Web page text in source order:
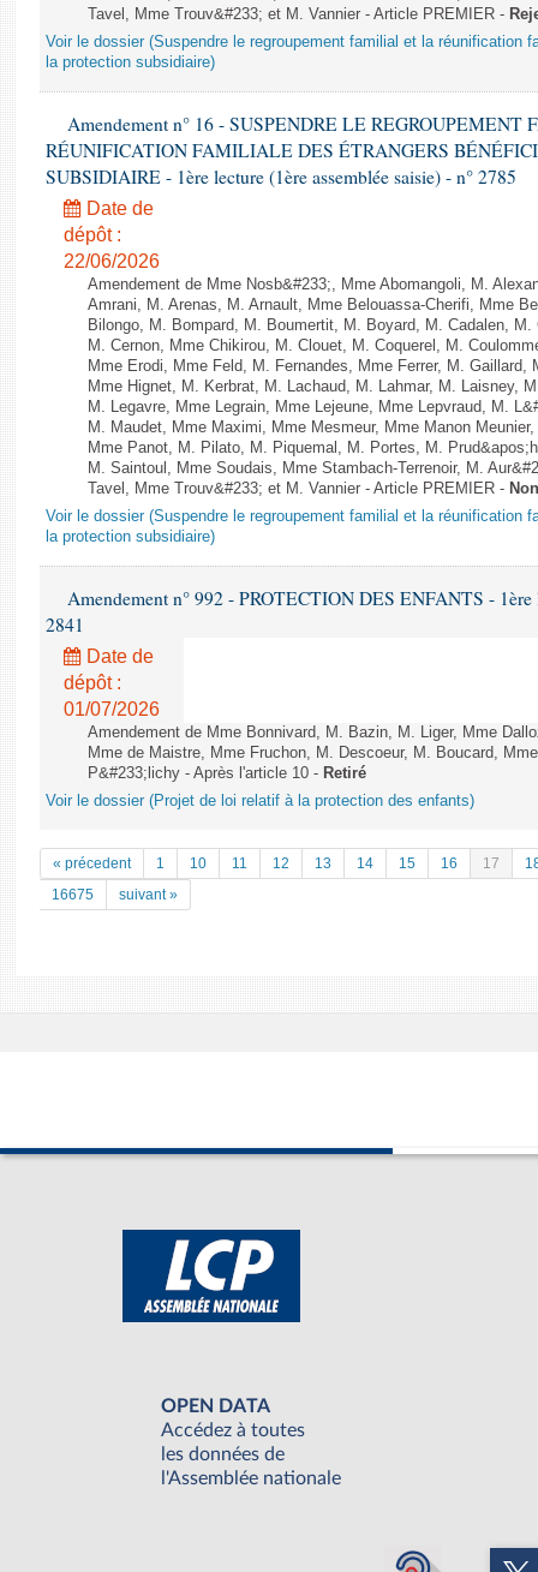
Tavel, Mme Trouv&#233; et M. Vannier - Article PREMIER -
Voir le dossier (Suspendre le regroupement familial et la réunification
la protection subsidiaire)
Amendement n° 16 - SUSPENDRE LE
RÉUNIFICATION FAMILIALE DES ÉTRANGERS
SUBSIDIAIRE - 1ère lecture (1ère assemblée saisie) - n° 2785
Date de
dépôt :
22/06/2026
Amendement de Mme Nosb&#233;, Mme Abomangoli, M.
Amrani, M. Arenas, M. Arnault, Mme Belouassa-Cherifi, Mme
Bilongo, M. Bompard, M. Boumertit, M. Boyard, M. Cadalen,
M. Cernon, Mme Chikirou, M. Clouet, M. Coquerel, M.
Mme Erodi, Mme Feld, M. Fernandes, Mme Ferrer, M. Gaillard,
Mme Hignet, M. Kerbrat, M. Lachaud, M. Lahmar, M. Laisney,
M. Legavre, Mme Legrain, Mme Lejeune, Mme Lepvraud, M.
M. Maudet, Mme Maximi, Mme Mesmeur, Mme Manon
Mme Panot, M. Pilato, M. Piquemal, M. Portes, M.
M. Saintoul, Mme Soudais, Mme Stambach-Terrenoir, M.
Tavel, Mme Trouv&#233; et M. Vannier - Article PREMIER -
Voir le dossier (Suspendre le regroupement familial et la réunification
la protection subsidiaire)
Amendement n° 992 - PROTECTION DES ENFANTS - 1ère
2841
Date de
dépôt :
01/07/2026
Amendement de Mme Bonnivard, M. Bazin, M. Liger, Mme
Mme de Maistre, Mme Fruchon, M. Descoeur, M. Boucard,
P&#233;lichy - Après l'article 10 - Retiré
Voir le dossier (Projet de loi relatif à la protection des enfants)
« précedent 1 10 11 12 13 14 15 16 17
16675
suivant »
OPEN DATA
Accédez à toutes
les données de
l'Assemblée nationale